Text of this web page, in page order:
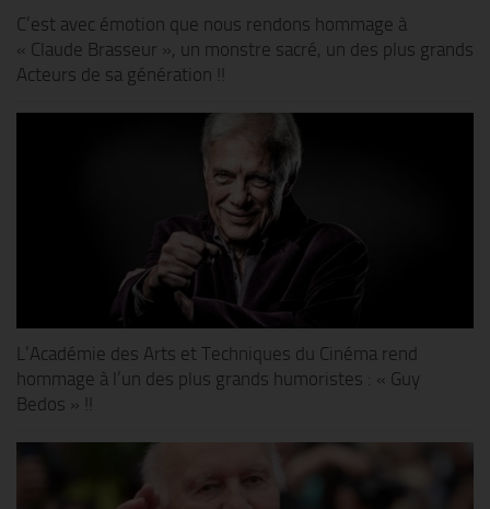
C’est avec émotion que nous rendons hommage à
« Claude Brasseur », un monstre sacré, un des plus grands
Acteurs de sa génération !!
L’Académie des Arts et Techniques du Cinéma rend
hommage à l’un des plus grands humoristes : « Guy
Bedos » !!